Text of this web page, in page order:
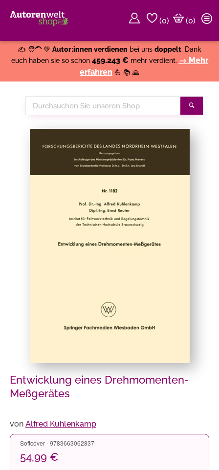
(0)
(0)
✍️ 🧑‍🦱 💚 Autor:innen verdienen bei uns doppelt. Dank
euch haben sie so schon 459.243 € mehr verdient. → Mehr
erfahren 💪 📚 🙏
Durchsuchen
Sie
Entwicklung eines Drehmomenten-
Meßgerätes
von Alfred Kuhlenkamp
Softcover - 9783663062837
54,99 €